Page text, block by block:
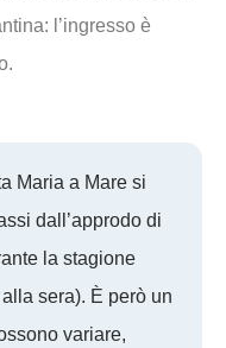
l’ingresso è
Maria a Mare si
dall’approdo di
la stagione
sera). È però un
variare,